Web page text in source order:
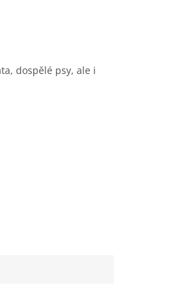
dospělé psy, ale i